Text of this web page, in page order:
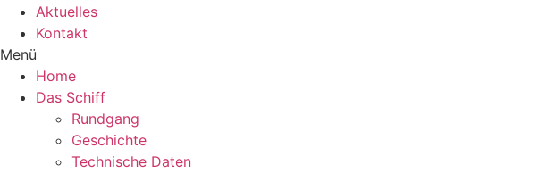
Aktuelles
Kontakt
Menü
Home
Das Schiff
Rundgang
Geschichte
Technische Daten